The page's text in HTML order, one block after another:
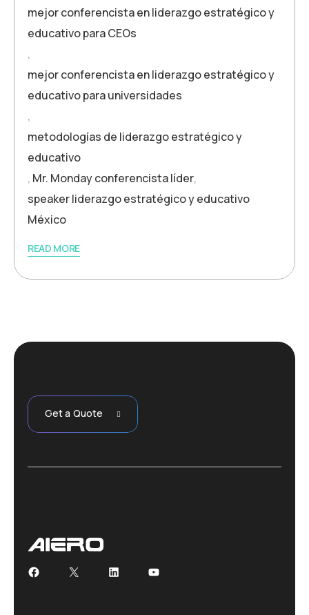
mejor conferencista en liderazgo estratégico y
educativo para CEOs
,
mejor conferencista en liderazgo estratégico y
educativo para universidades
,
metodologías de liderazgo estratégico y
educativo
, Mr. Monday conferencista líder,
speaker liderazgo estratégico y educativo
México
READ MORE
Get a Quote
Facebook
X LinkedInYouTube